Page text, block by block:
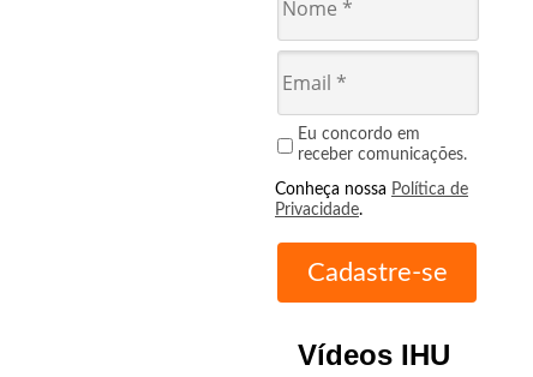
Eu concordo em
receber comunicações.
Conheça nossa Política de
Privacidade.
Vídeos IHU